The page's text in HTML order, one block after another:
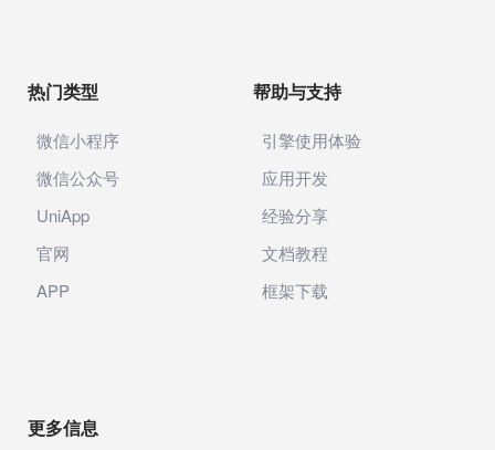
热门类型
微信小程序
微信公众号
UniApp
官网
APP
帮助与支持
引擎使用体验
应用开发
经验分享
文档教程
框架下载
更多信息